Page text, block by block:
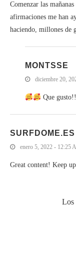
Comenzar las
afirmaciones me han
haciendo, millones de
MONTSSE
diciembre 20,
Que
SURFDOME.ES
enero 5, 2022 - 12:25
Great content! Keep
Los